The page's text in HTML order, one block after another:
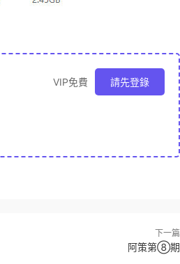
VIP免費 請先登錄
下一篇
阿策第⑧期